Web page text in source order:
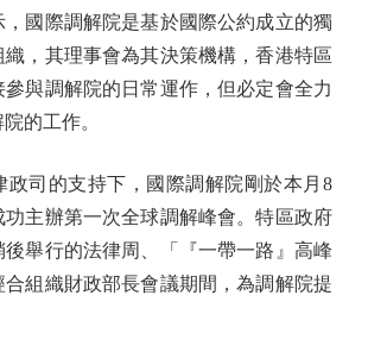
，國際調解院是基於國際公約成立的獨
織，其理事會為其決策機構，香港特區
與調解院的日常運作，但必定會全力
的工作。
司的支持下，國際調解院剛於本月8
功主辦第一次全球調解峰會。特區政府
舉行的法律周、「『一帶一路』高峰
組織財政部長會議期間，為調解院提